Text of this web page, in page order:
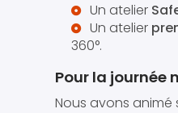
Un atelier
Un atelier
360°.
Pour la journée
Nous avons animé